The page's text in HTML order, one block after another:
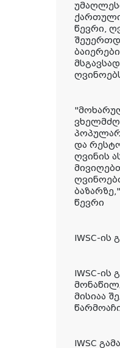
ქართული
წევრი,
და
ღვინის
წევრი
IWSC-
IWSC-
მისიაა
IWSC